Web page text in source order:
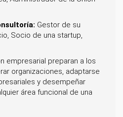
Gestor de su
Socio de una startup,
empresarial preparan a los
organizaciones, adaptarse
y desempeñar
área funcional de una